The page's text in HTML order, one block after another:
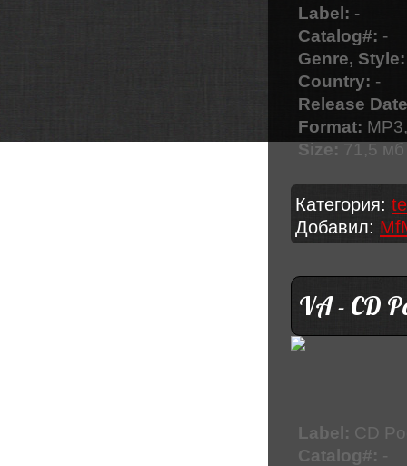
Label: -
Catalog#: -
Genre, Style:
Country: -
Release
Format:
Size: 71,5 мб
Категория:
Добавил:
VA - CD
Label: CD
Catalog#: -